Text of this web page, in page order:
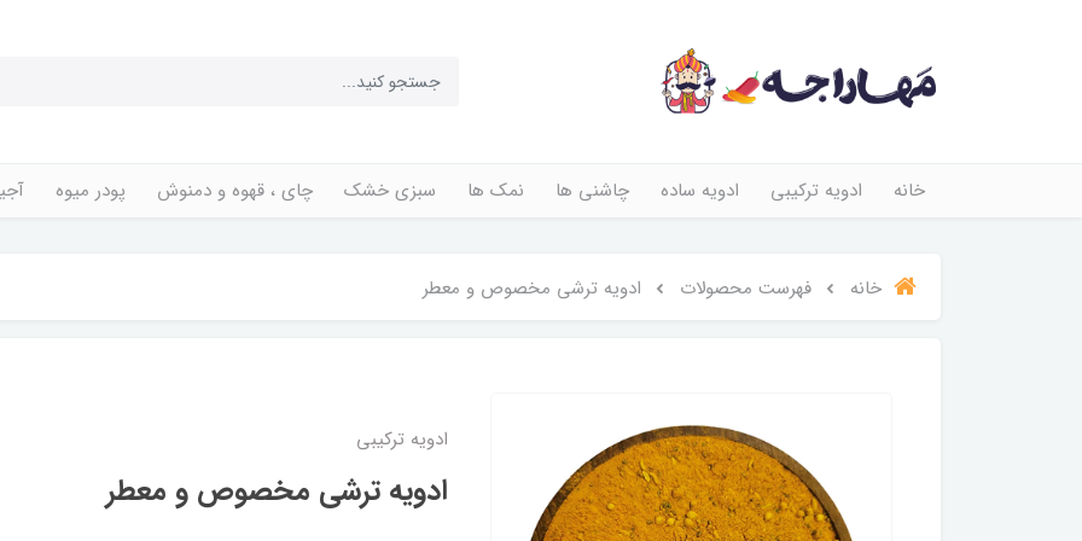
خانه ادویه ترکیبی ادویه ساده چاشنی ها نمک ها سبزی خشک چای ، قهوه و دمنوش پودر میوه
خانه فهرست محصولات ادویه ترشی مخصوص و معطر
ادویه ترکیبی
ادویه ترشی مخصوص و معطر